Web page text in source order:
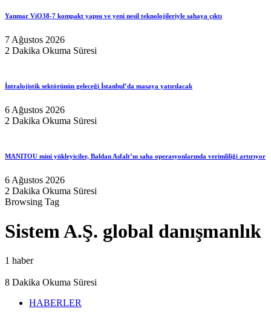
Yanmar ViO38-7 kompakt yapısı ve yeni nesil teknolojileriyle sahaya çıktı
7 Ağustos 2026
2 Dakika Okuma Süresi
İntralojistik sektörünün geleceği İstanbul’da masaya yatırılacak
6 Ağustos 2026
2 Dakika Okuma Süresi
MANITOU mini yükleyiciler, Baldan Asfalt’ın saha operasyonlarında verimliliği artırıyor
6 Ağustos 2026
2 Dakika Okuma Süresi
Browsing Tag
Sistem A.Ş. global danışmanlık
1 haber
8 Dakika Okuma Süresi
HABERLER